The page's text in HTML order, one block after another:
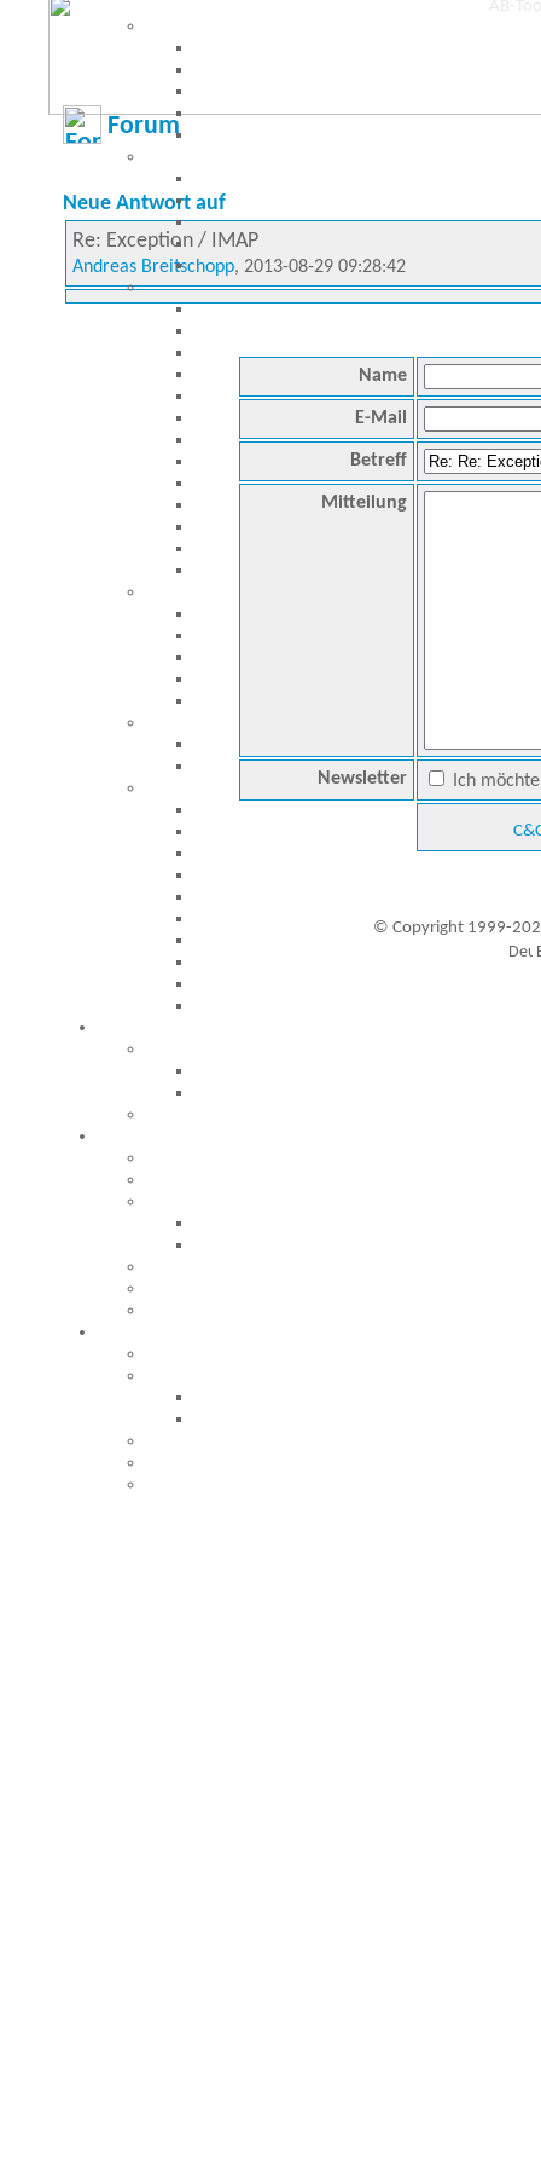
Forum
Neue Antwort auf
Re: Exception / IMAP
Andreas Breitschopp, 2013-08-29 09:28:42
Name
E-Mail
Betreff
Mitteilung
Newsletter Ich
© Copyright 1999-
Besucher seit 20.09.1999: 19460529